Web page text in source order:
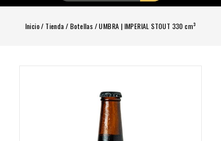
Inicio/ Tienda/ Botellas/UMBRA | IMPERIAL STOUT 330 cm³